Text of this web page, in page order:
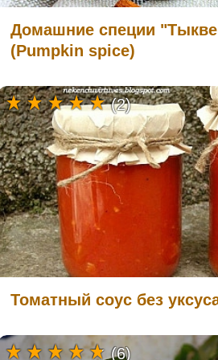
Домашние специи
(Pumpkin spice)
Томатный соус без
(2)
(6)